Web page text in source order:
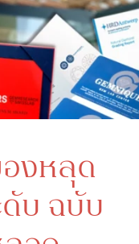
งหลุด
ดับ ฉบับ